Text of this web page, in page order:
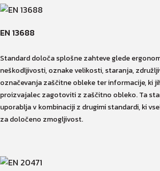
EN 13688
Standard določa splošne zahteve glede
neškodljivosti, oznake velikosti, staranja,
označevanja zaščitne obleke ter informacije, ki
proizvajalec zagotoviti z zaščitno obleko. Ta
uporablja v kombinaciji z drugimi standardi, ki
za določeno zmogljivost.